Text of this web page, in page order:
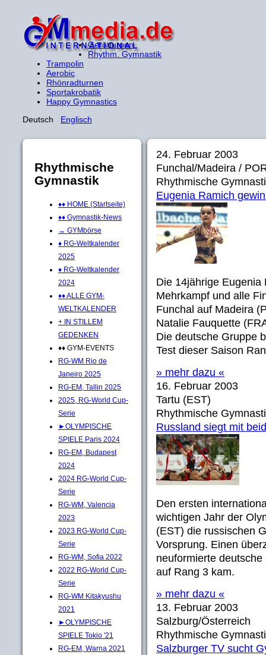
Gerätturnen
Rhythm. Gymnastik
Trampolin
Aerobic
Rhönradturnen
Sportakrobatik
Happy Gymnastics
Deutsch Englisch
Rhythmische
Gymnastik
♦♦ HOME (Startseite)
♦♦ Gymnastik-News
→ GYMbörse
♦ RG-Weltkalender
2025
♦ RG-Weltkalender
2024
♦♦ ALLE GYM-
WELTKALENDER
+ IN STILLEM
GEDENKEN
♦♦ GYM-EVENTS
RG-WM Rio de
Janeiro 2025
RG-EM, Tallin 2025
2025, RG-World Cup-
Serie
►OLYMPISCHE
SPIELE Paris 2024
RG-EM, Budapest
2024
2024 RG-World Cup-
Serie
RG-WM, Valencia
2023
2023 RG-World Cup-
Serie
RG-WM, Sofia 2022
2022 RG-World Cup-
Serie
RG-WM Kitakyushu
2021
►OLYMPISCHE
SPIELE Tokio '21
RG-EM, Warna 2021
24. Februar 2003
Funchal/Madeira /
Rhythmische
Eugenia Ramich
Die 14jährige
Mehrkampf und alle
Funchal auf Madeira
Natalie Fauquette
Die deutsche Gruppe
Test dieser Saison
» mehr dazu «
16. Februar 2003
Tartu (EST)
Rhythmische
Russland siegt mit
Den ersten
wichtigen Jahr der
(EST) die russischen
Vorsprung. Einen
neuformierte
auf Rang 3 kam.
» mehr dazu «
13. Februar 2003
Salzburg/Österreich
Rhythmische
Salzburger TV sucht